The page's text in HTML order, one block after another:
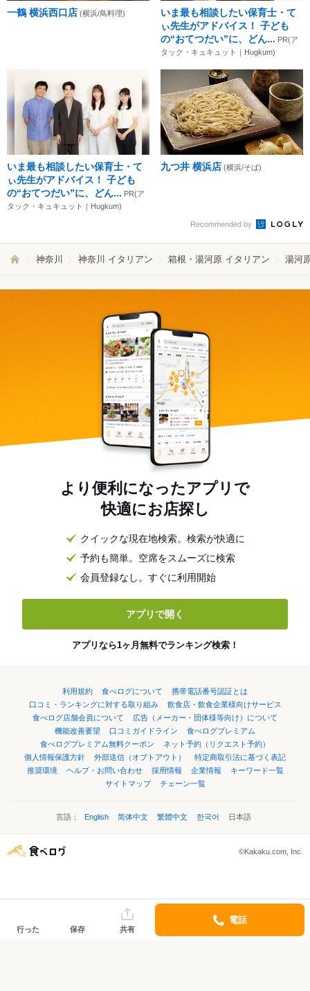
一鶴 横浜西口店 (横浜/鳥料理)
いま最も相談したい保育士・て
ぃ先生がアドバイス！ 子ども
の“おてつだい”に、どん... PR(ア
タック・キュキュット｜Hugkum)
いま最も相談したい保育士・て
ぃ先生がアドバイス！ 子ども
の“おてつだい”に、どん... PR(ア
タック・キュキュット｜Hugkum)
九つ井 横浜店 (横浜/そば)
Recommended by
神奈川 神奈川 イタリアン 箱根・湯河原 イタリアン 湯河
より便利になったアプリで
快適にお店探し
クイックな現在地検索。検索が快適に
予約も簡単。空席をスムーズに検索
会員登録なし。すぐに利用開始
アプリで開く
アプリなら1ヶ月無料でランキング検索！
利用規約 食べログについて
携帯電話番号認証とは
口コミ・ランキングに対する取り組み
飲食店・飲食企業様向けサービス
食べログ店舗会員について
広告（メーカー・団体様等向け）について
機能改善要望
口コミガイドライン
食べログプレミアム
食べログプレミアム無料クーポン
ネット予約（リクエスト予約）
個人情報保護方針
外部送信（オプトアウト）
特定商取引法に基づく表記
推奨環境
ヘルプ・お問い合わせ 採用情報 企業情報
キーワード一覧
サイトマップ
チェーン一覧
言語： English 简体中文 繁體中文 한국어 日本語
©Kakaku.com, Inc.
行った 保存 共有
電話